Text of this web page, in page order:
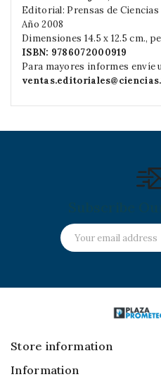
Editorial: Prensas de Ciencias
Año 2008
Dimensiones 14.5 x 12.5 cm.,
ISBN: 9786072000919
Para mayores informes envíe
Store information
Information